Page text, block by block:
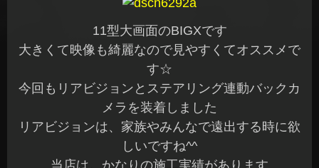
11型大画面のBIGXです
大きくて映像も綺麗なので見やすくてオススメで
す☆
今回もリアビジョンとステアリング連動バックカ
メラを装着しました
リアビジョンは、家族やみんなで遠出する時に欲
しいですね^^
当店は、かなりの施工実績があります